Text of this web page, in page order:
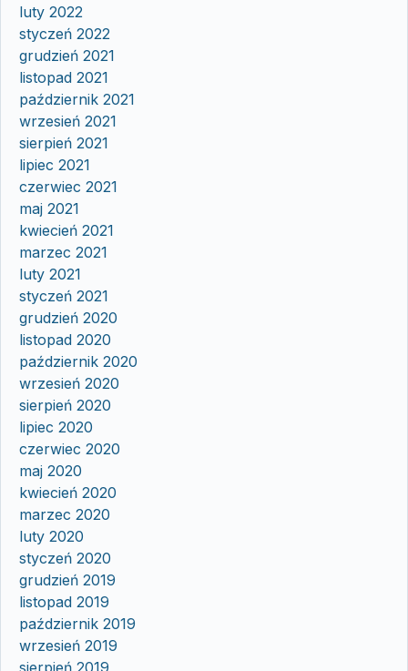
luty 2022
styczeń 2022
grudzień 2021
listopad 2021
październik 2021
wrzesień 2021
sierpień 2021
lipiec 2021
czerwiec 2021
maj 2021
kwiecień 2021
marzec 2021
luty 2021
styczeń 2021
grudzień 2020
listopad 2020
październik 2020
wrzesień 2020
sierpień 2020
lipiec 2020
czerwiec 2020
maj 2020
kwiecień 2020
marzec 2020
luty 2020
styczeń 2020
grudzień 2019
listopad 2019
październik 2019
wrzesień 2019
sierpień 2019